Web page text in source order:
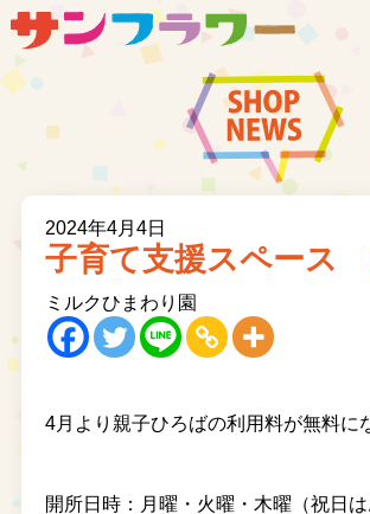
2024年4月4日
子育て支援スペース
ミルクひまわり園
4月より親子ひろばの利用料が無料に
開所日時：月曜・火曜・木曜（祝日